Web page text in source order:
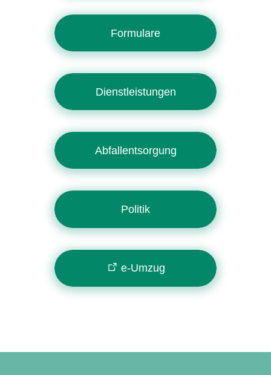
Formulare
Dienstleistungen
Abfallentsorgung
Politik
e-Umzug